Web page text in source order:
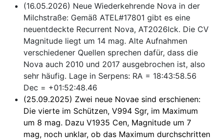
(16.05.2026) Neue Wiederkehrende Nova in der
Milchstraße: Gemäß ATEL#17801 gibt es eine
neuentdeckte Recurrent Nova, AT2026lck. Die CV
Magnitude liegt um 14 mag. Alte Aufnahmen
verschiedener Quellen sprechen dafür, dass die
Nova auch 2010 und 2017 ausgebrochen ist, also
sehr häufig. Lage in Serpens: RA = 18:43:58.56
Dec = +01:52:48.46
(25.09.2025) Zwei neue Novae sind erschienen:
Die vierte im Schützen, V994 Sgr, im Maximum
um 8 mag. Dazu V1935 Cen, Magnitude um 7
mag, noch unklar, ob das Maximum durchschritten